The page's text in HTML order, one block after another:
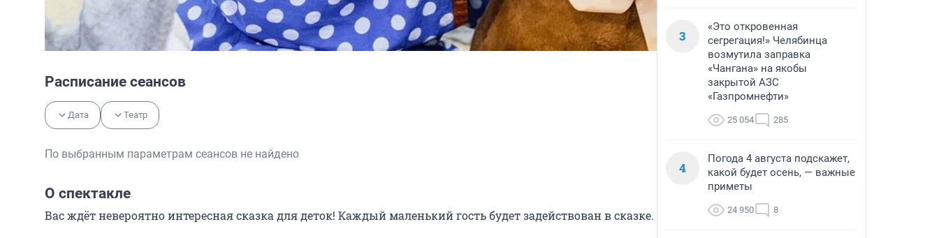
Расписание сеансов
Дата Театр
По выбранным параметрам сеансов не найдено
О спектакле
Вас ждёт невероятно интересная сказка для деток! Каждый маленький гость будет задействован в сказке.
3
«Это откровенная
сегрегация!» Челябинца
возмутила заправка
«Чангана» на якобы
закрытой АЗС
«Газпромнефти»
25 054 285
4
Погода 4 августа подскажет,
какой будет осень, — важные
приметы
24 950 8